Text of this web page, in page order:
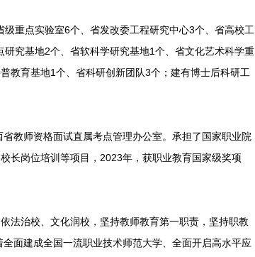
重点实验室6个、省发改委工程研究中心3个、省高校工
究基地2个、省软科学研究基地1个、省文化艺术科学重
教育基地1个、省科研创新团队3个；建有博士后科研工
师资格面试直属考点管理办公室。承担了国家职业院
长岗位培训等项目，2023年，获职业教育国家级奖项
治校、文化润校，坚持教师教育第一职责，坚持职教
面建成全国一流职业技术师范大学、全面开启高水平应